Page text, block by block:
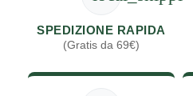
SPEDIZIONE RAPIDA
(Gratis da 69€)